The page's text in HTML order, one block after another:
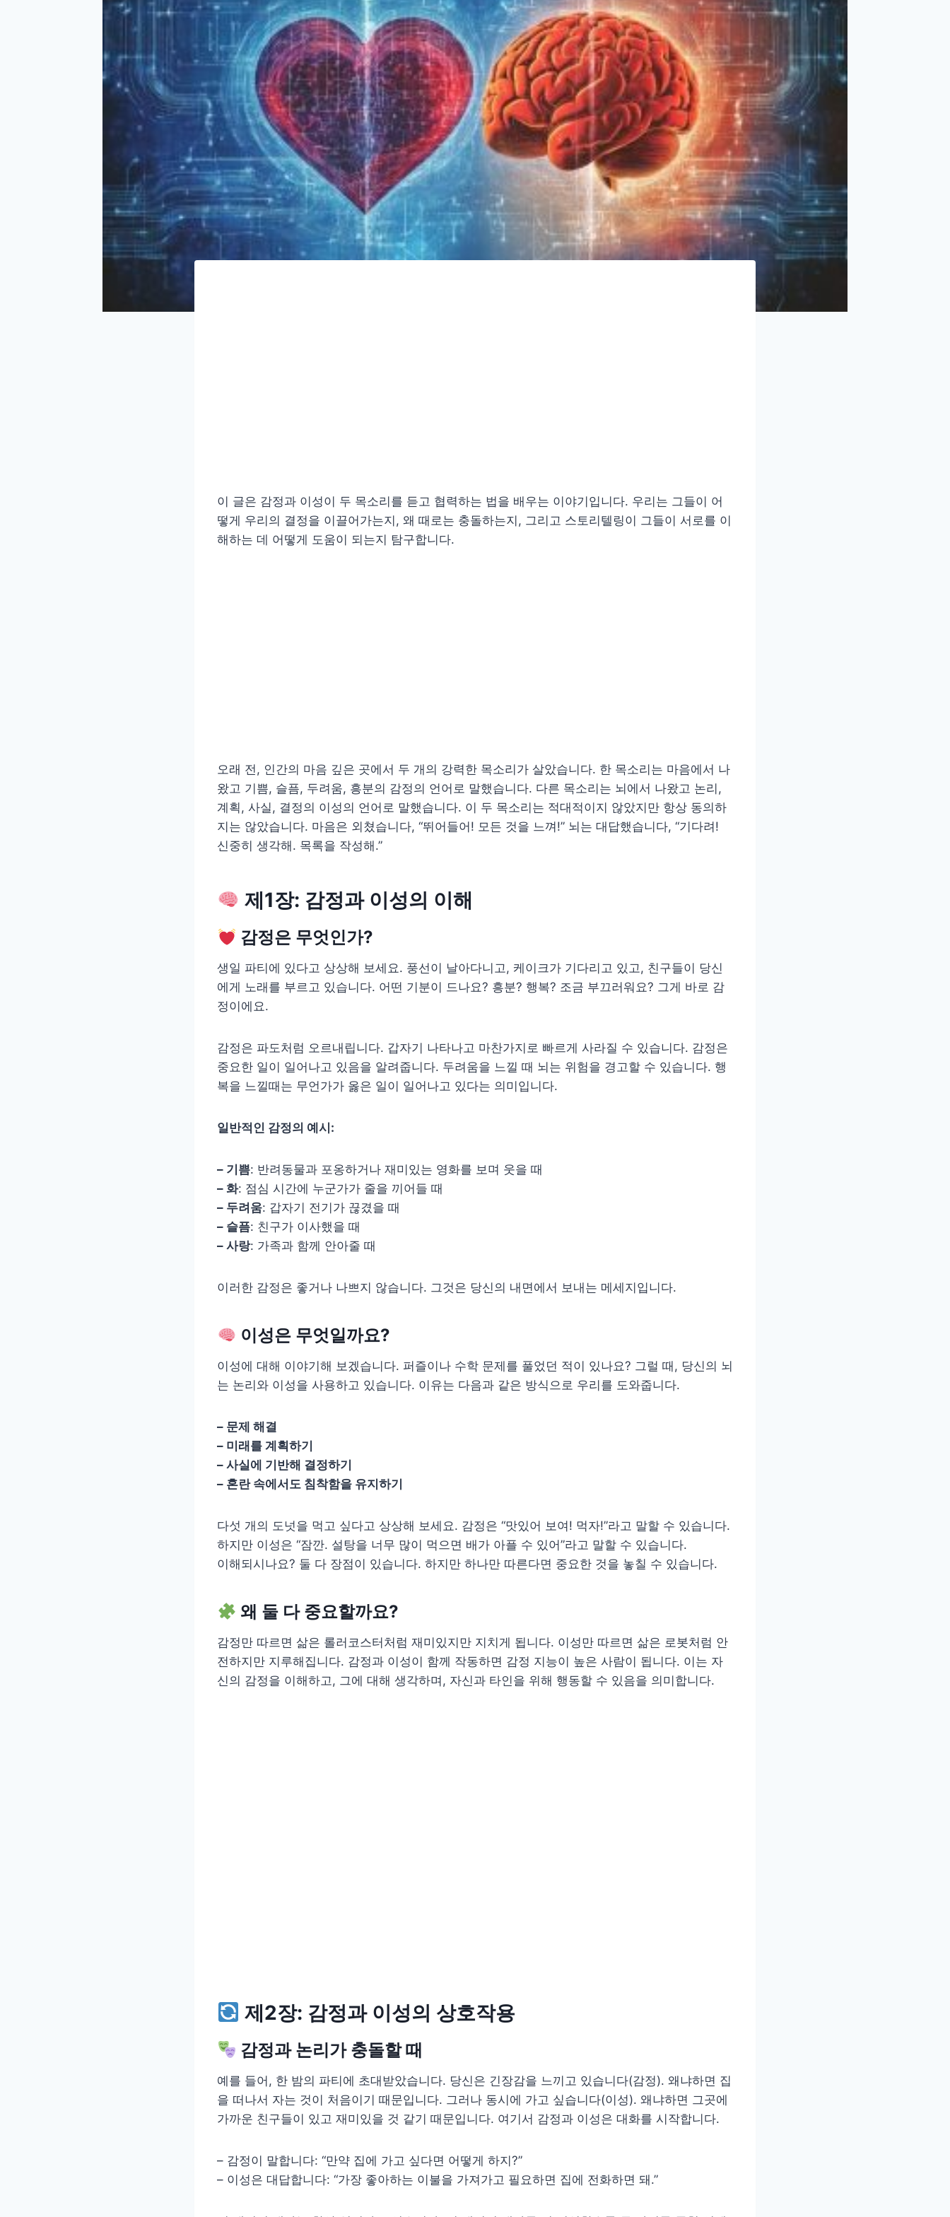
이 글은 감정과 이성이 두 목소리를 듣고 협력하는 법을 배우는 이야기입니다. 우리는 그들이 어
떻게 우리의 결정을 이끌어가는지, 왜 때로는 충돌하는지, 그리고 스토리텔링이 그들이 서로를 이
해하는 데 어떻게 도움이 되는지 탐구합니다.
오래 전, 인간의 마음 깊은 곳에서 두 개의 강력한 목소리가 살았습니다. 한 목소리는 마음에서 나
왔고 기쁨, 슬픔, 두려움, 흥분의 감정의 언어로 말했습니다. 다른 목소리는 뇌에서 나왔고 논리,
계획, 사실, 결정의 이성의 언어로 말했습니다. 이 두 목소리는 적대적이지 않았지만 항상 동의하
지는 않았습니다. 마음은 외쳤습니다, “뛰어들어! 모든 것을 느껴!” 뇌는 대답했습니다, “기다려!
신중히 생각해. 목록을 작성해.”
제1장: 감정과 이성의 이해
감정은 무엇인가?
생일 파티에 있다고 상상해 보세요. 풍선이 날아다니고, 케이크가 기다리고 있고, 친구들이 당신
에게 노래를 부르고 있습니다. 어떤 기분이 드나요? 흥분? 행복? 조금 부끄러워요? 그게 바로 감
정이에요.
감정은 파도처럼 오르내립니다. 갑자기 나타나고 마찬가지로 빠르게 사라질 수 있습니다. 감정은
중요한 일이 일어나고 있음을 알려줍니다. 두려움을 느낄 때 뇌는 위험을 경고할 수 있습니다. 행
복을 느낄때는 무언가가 옳은 일이 일어나고 있다는 의미입니다.
일반적인 감정의 예시:
– 기쁨: 반려동물과 포옹하거나 재미있는 영화를 보며 웃을 때
– 화: 점심 시간에 누군가가 줄을 끼어들 때
– 두려움: 갑자기 전기가 끊겼을 때
– 슬픔: 친구가 이사했을 때
– 사랑: 가족과 함께 안아줄 때
이러한 감정은 좋거나 나쁘지 않습니다. 그것은 당신의 내면에서 보내는 메세지입니다.
이성은 무엇일까요?
이성에 대해 이야기해 보겠습니다. 퍼즐이나 수학 문제를 풀었던 적이 있나요? 그럴 때, 당신의 뇌
는 논리와 이성을 사용하고 있습니다. 이유는 다음과 같은 방식으로 우리를 도와줍니다.
– 문제 해결
– 미래를 계획하기
– 사실에 기반해 결정하기
– 혼란 속에서도 침착함을 유지하기
다섯 개의 도넛을 먹고 싶다고 상상해 보세요. 감정은 “맛있어 보여! 먹자!”라고 말할 수 있습니다.
하지만 이성은 “잠깐. 설탕을 너무 많이 먹으면 배가 아플 수 있어”라고 말할 수 있습니다.
이해되시나요? 둘 다 장점이 있습니다. 하지만 하나만 따른다면 중요한 것을 놓칠 수 있습니다.
왜 둘 다 중요할까요?
감정만 따르면 삶은 롤러코스터처럼 재미있지만 지치게 됩니다. 이성만 따르면 삶은 로봇처럼 안
전하지만 지루해집니다. 감정과 이성이 함께 작동하면 감정 지능이 높은 사람이 됩니다. 이는 자
신의 감정을 이해하고, 그에 대해 생각하며, 자신과 타인을 위해 행동할 수 있음을 의미합니다.
제2장: 감정과 이성의 상호작용
감정과 논리가 충돌할 때
예를 들어, 한 밤의 파티에 초대받았습니다. 당신은 긴장감을 느끼고 있습니다(감정). 왜냐하면 집
을 떠나서 자는 것이 처음이기 때문입니다. 그러나 동시에 가고 싶습니다(이성). 왜냐하면 그곳에
가까운 친구들이 있고 재미있을 것 같기 때문입니다. 여기서 감정과 이성은 대화를 시작합니다.
– 감정이 말합니다: “만약 집에 가고 싶다면 어떻게 하지?”
– 이성은 대답합니다: “가장 좋아하는 이불을 가져가고 필요하면 집에 전화하면 돼.”